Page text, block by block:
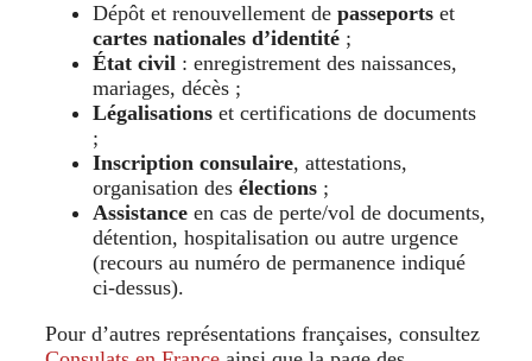
Dépôt et renouvellement de passeports et
cartes nationales d’identité ;
État civil : enregistrement des naissances,
mariages, décès ;
Légalisations et certifications de documents
;
Inscription consulaire, attestations,
organisation des élections ;
Assistance en cas de perte/vol de documents,
détention, hospitalisation ou autre urgence
(recours au numéro de permanence indiqué
ci-dessus).
Pour d’autres représentations françaises, consultez